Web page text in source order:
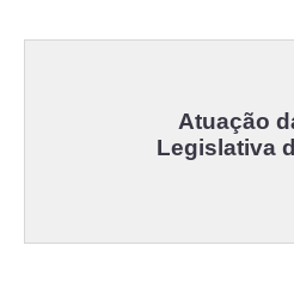
Atuação
Legislativa